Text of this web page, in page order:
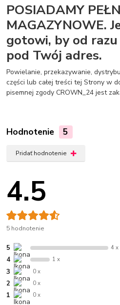
POSIADAMY
MAGAZYNOWE.
gotowi, by od
pod Twój adres.
Powielanie, przekazywanie,
części lub całej treści tej Strony w
pisemnej zgody CROWN_24 jest
Hodnotenie 5
Pridať hodnotenie
4.5
5 hodnotenie
5 4 x
4 1 x
3 0 x
2 0 x
1 0 x